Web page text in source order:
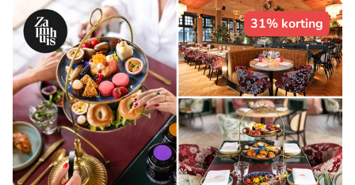
31% korting